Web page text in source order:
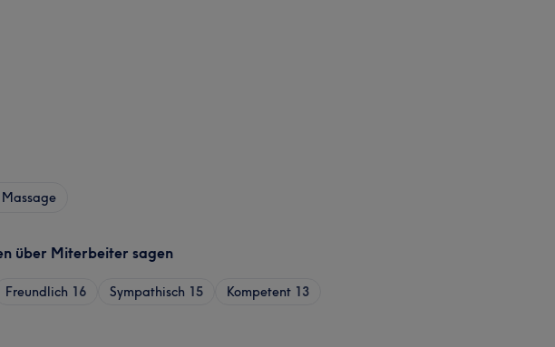
Massage
über Miterbeiter sagen
Freundlich 16 Sympathisch 15 Kompetent 13